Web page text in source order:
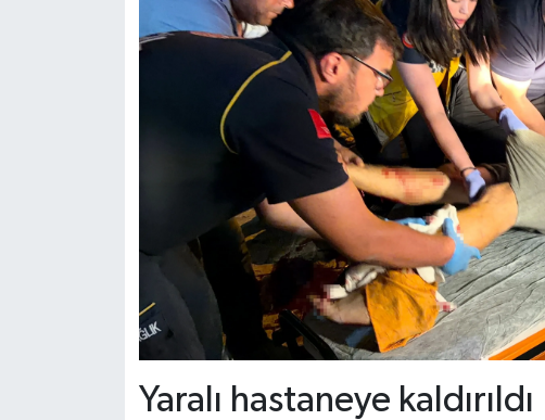
Yaralı hastaneye kaldırıldı